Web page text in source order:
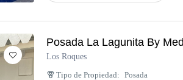
Posada La Lagunita By
Los Roques
Tipo de Propiedad: Posada